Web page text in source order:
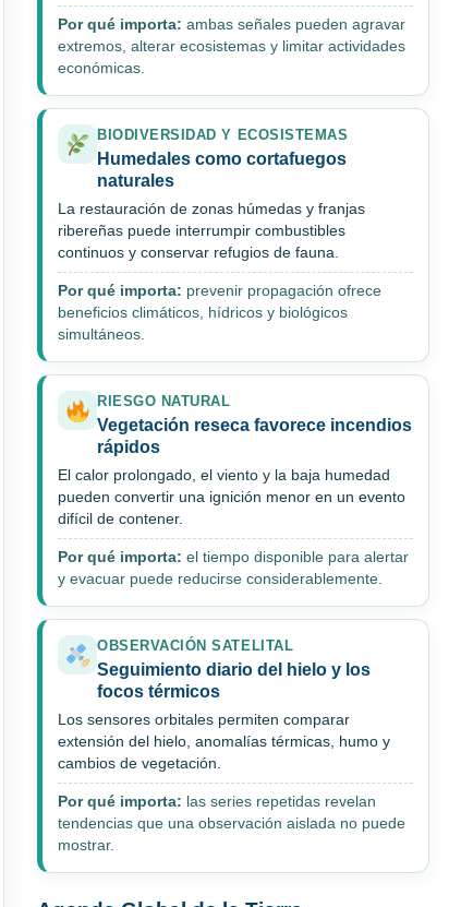
Por qué importa: ambas señales pueden agravar
extremos, alterar ecosistemas y limitar actividades
económicas.
BIODIVERSIDAD Y ECOSISTEMAS
Humedales como cortafuegos
naturales
La restauración de zonas húmedas y franjas
ribereñas puede interrumpir combustibles
continuos y conservar refugios de fauna.
Por qué importa: prevenir propagación ofrece
beneficios climáticos, hídricos y biológicos
simultáneos.
RIESGO NATURAL
Vegetación reseca favorece incendios
rápidos
El calor prolongado, el viento y la baja humedad
pueden convertir una ignición menor en un evento
difícil de contener.
Por qué importa: el tiempo disponible para alertar
y evacuar puede reducirse considerablemente.
OBSERVACIÓN SATELITAL
Seguimiento diario del hielo y los
focos térmicos
Los sensores orbitales permiten comparar
extensión del hielo, anomalías térmicas, humo y
cambios de vegetación.
Por qué importa: las series repetidas revelan
tendencias que una observación aislada no puede
mostrar.